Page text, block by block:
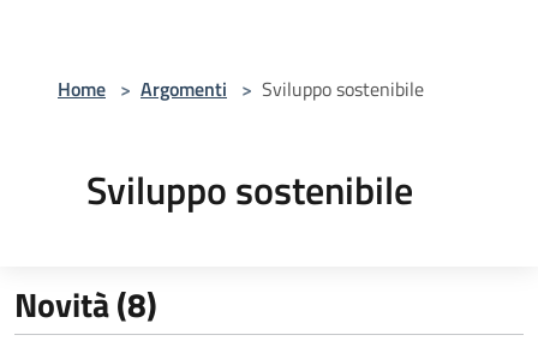
Home > Argomenti > Sviluppo sostenibile
Sviluppo sostenibile
Novità (8)